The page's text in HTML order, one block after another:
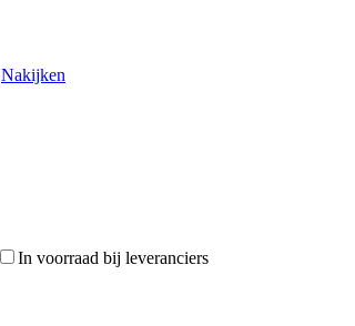
Nakijken
In voorraad bij leveranciers